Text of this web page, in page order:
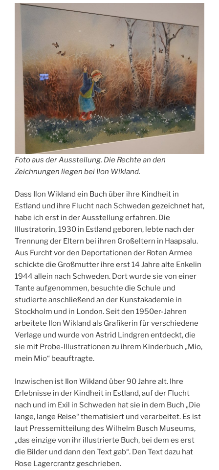
Foto aus der Ausstellung. Die Rechte an den
Zeichnungen liegen bei Ilon Wikland.
Dass Ilon Wikland ein Buch über ihre Kindheit in
Estland und ihre Flucht nach Schweden gezeichnet hat,
habe ich erst in der Ausstellung erfahren. Die
Illustratorin, 1930 in Estland geboren, lebte nach der
Trennung der Eltern bei ihren Großeltern in Haapsalu.
Aus Furcht vor den Deportationen der Roten Armee
schickte die Großmutter ihre erst 14 Jahre alte Enkelin
1944 allein nach Schweden. Dort wurde sie von einer
Tante aufgenommen, besuchte die Schule und
studierte anschließend an der Kunstakademie in
Stockholm und in London. Seit den 1950er-Jahren
arbeitete Ilon Wikland als Grafikerin für verschiedene
Verlage und wurde von Astrid Lindgren entdeckt, die
sie mit Probe-Illustrationen zu ihrem Kinderbuch „Mio,
mein Mio“ beauftragte.
Inzwischen ist Ilon Wikland über 90 Jahre alt. Ihre
Erlebnisse in der Kindheit in Estland, auf der Flucht
nach und im Exil in Schweden hat sie in dem Buch „Die
lange, lange Reise“ thematisiert und verarbeitet. Es ist
laut Pressemitteilung des Wilhelm Busch Museums,
„das einzige von ihr illustrierte Buch, bei dem es erst
die Bilder und dann den Text gab“. Den Text dazu hat
Rose Lagercrantz geschrieben.